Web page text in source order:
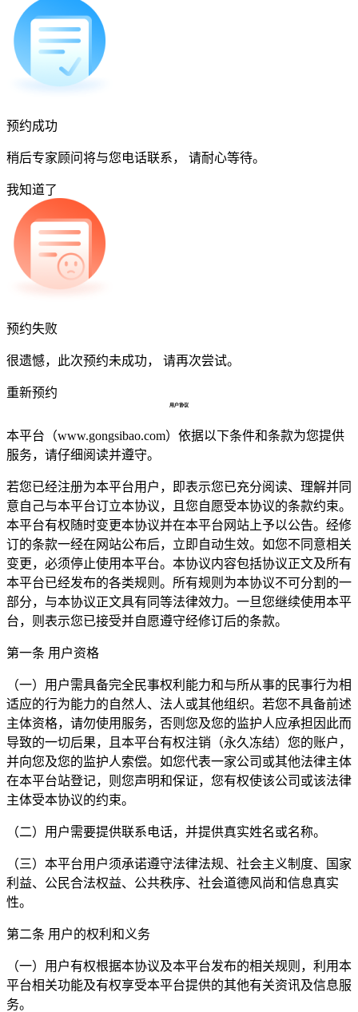
预约成功
稍后专家顾问将与您电话联系， 请耐心等待。
我知道了
预约失败
很遗憾，此次预约未成功， 请再次尝试。
重新预约
用户协议
本平台（www.gongsibao.com）依据以下条件和条款为您提供
服务，请仔细阅读并遵守。
若您已经注册为本平台用户，即表示您已充分阅读、理解并同
意自己与本平台订立本协议，且您自愿受本协议的条款约束。
本平台有权随时变更本协议并在本平台网站上予以公告。经修
订的条款一经在网站公布后，立即自动生效。如您不同意相关
变更，必须停止使用本平台。本协议内容包括协议正文及所有
本平台已经发布的各类规则。所有规则为本协议不可分割的一
部分，与本协议正文具有同等法律效力。一旦您继续使用本平
台，则表示您已接受并自愿遵守经修订后的条款。
第一条 用户资格
（一）用户需具备完全民事权利能力和与所从事的民事行为相
适应的行为能力的自然人、法人或其他组织。若您不具备前述
主体资格，请勿使用服务，否则您及您的监护人应承担因此而
导致的一切后果，且本平台有权注销（永久冻结）您的账户，
并向您及您的监护人索偿。如您代表一家公司或其他法律主体
在本平台站登记，则您声明和保证，您有权使该公司或该法律
主体受本协议的约束。
（二）用户需要提供联系电话，并提供真实姓名或名称。
（三）本平台用户须承诺遵守法律法规、社会主义制度、国家
利益、公民合法权益、公共秩序、社会道德风尚和信息真实
性。
第二条 用户的权利和义务
（一）用户有权根据本协议及本平台发布的相关规则，利用本
平台相关功能及有权享受本平台提供的其他有关资讯及信息服
务。